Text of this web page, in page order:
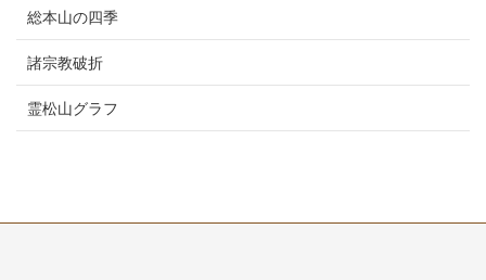
総本山の四季
諸宗教破折
霊松山グラフ